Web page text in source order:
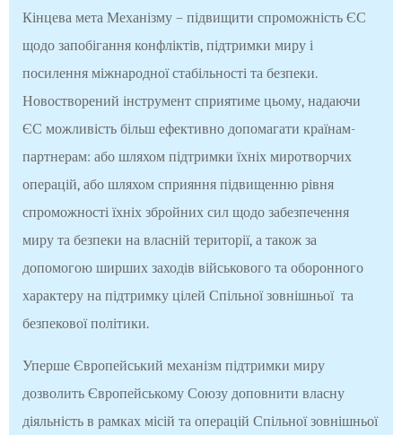
Кінцева мета Механізму – підвищити спроможність ЄС
щодо запобігання конфліктів, підтримки миру і
посилення міжнародної стабільності та безпеки.
Новостворений інструмент сприятиме цьому, надаючи
ЄС можливість більш ефективно допомагати країнам-
партнерам: або шляхом підтримки їхніх миротворчих
операцій, або шляхом сприяння підвищенню рівня
спроможності їхніх збройних сил щодо забезпечення
миру та безпеки на власній території, а також за
допомогою ширших заходів військового та оборонного
характеру на підтримку цілей Спільної зовнішньої та
безпекової політики.
Уперше Європейський механізм підтримки миру
дозволить Європейському Союзу доповнити власну
діяльність в рамках місій та операцій Спільної зовнішньої